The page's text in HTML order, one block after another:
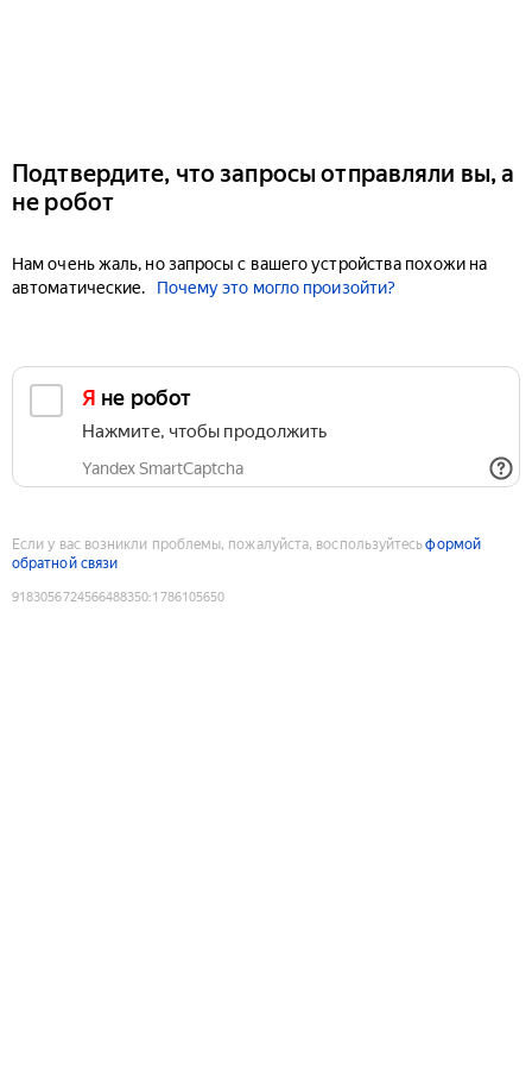
Подтвердите, что запросы отправляли вы, а
не робот
Нам очень жаль, но запросы с вашего устройства похожи на
автоматические.
Почему это могло произойти?
Я не робот
Нажмите, чтобы продолжить
Yandex SmartCaptcha
Если у вас возникли проблемы, пожалуйста, воспользуйтесьформой
обратной связи
9183056724566488350:1786105650